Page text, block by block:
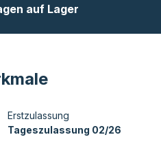
auf Lager
Erstzulassung
Tageszulassung 02/26